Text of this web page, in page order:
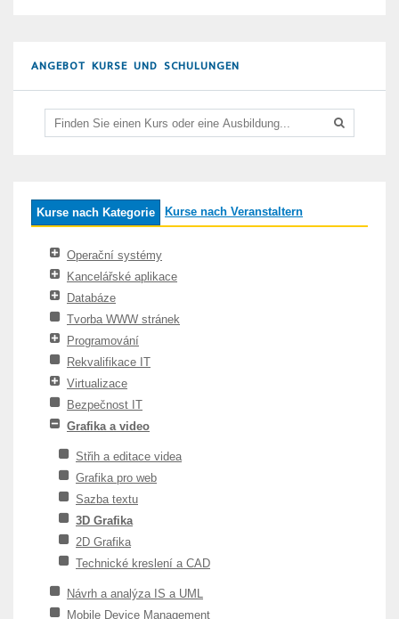
ANGEBOT KURSE UND SCHULUNGEN
Kurse nach Kategorie Kurse nach Veranstaltern
Operační systémy
Kancelářské aplikace
Databáze
Tvorba WWW stránek
Programování
Rekvalifikace IT
Virtualizace
Bezpečnost IT
Grafika a video
Střih a editace videa
Grafika pro web
Sazba textu
3D Grafika
2D Grafika
Technické kreslení a CAD
Návrh a analýza IS a UML
Mobile Device Management